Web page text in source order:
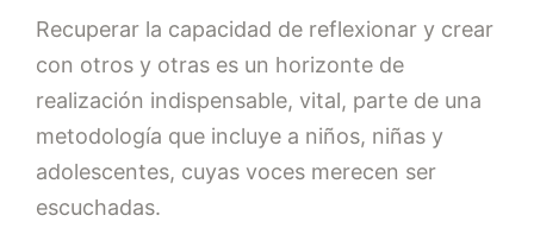
Recuperar la capacidad de reflexionar y crear
con otros y otras es un horizonte de
realización indispensable, vital, parte de una
metodología que incluye a niños, niñas y
adolescentes, cuyas voces merecen ser
escuchadas.